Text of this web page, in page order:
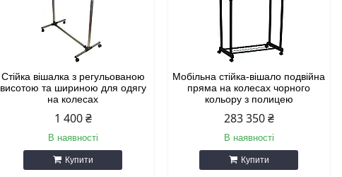
Стійка вішалка з регульованою
висотою та шириною для одягу
на колесах
1 400 ₴
В наявності
Купити
Мобільна стійка-вішало подвійна
пряма на колесах чорного
кольору з полицею
283 350 ₴
В наявності
Купити